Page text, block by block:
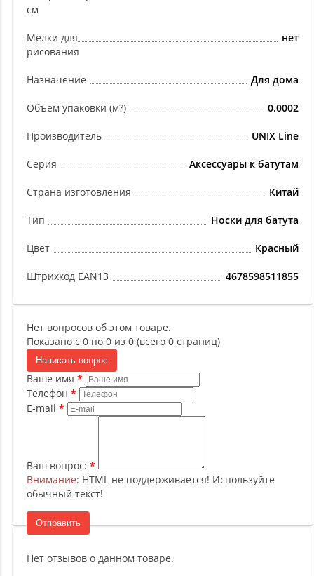
см
Мелки для
рисования
нет
Назначение Для дома
Объем упаковки (м?) 0.0002
Производитель UNIX Line
Серия Аксессуары к батутам
Страна изготовления Китай
Тип Носки для батута
Цвет Красный
Штрихкод EAN13 4678598511855
Нет вопросов об этом товаре.
Показано с 0 по 0 из 0 (всего 0 страниц)
Написать вопрос
Ваше имя
Телефон
E-mail
Ваш вопрос:
Внимание: HTML не поддерживается! Используйте
обычный текст!
Отправить
Нет отзывов о данном товаре.